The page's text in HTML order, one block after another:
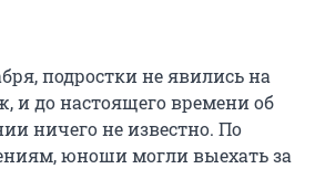
подростки не явились на
и до настоящего времени об
ничего не известно. По
юноши могли выехать за